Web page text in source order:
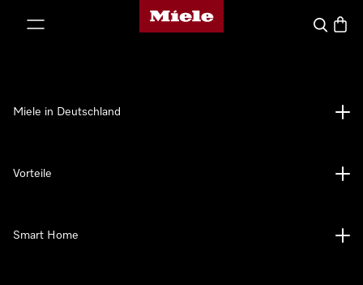
Miele-Homepage
Suche
Miele in Deutschland
Vorteile
Smart Home